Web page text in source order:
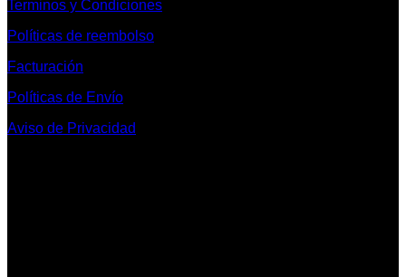
Terminos y Condiciones
Políticas de reembolso
Facturación
Políticas de Envío
Aviso de Privacidad